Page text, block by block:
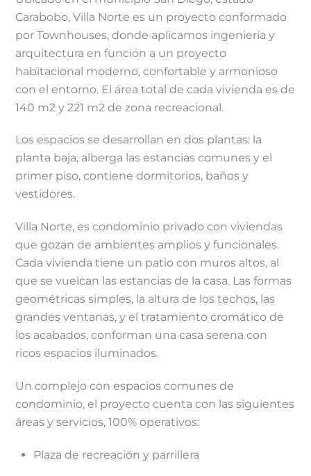
Carabobo, Villa Norte es un proyecto conformado
por Townhouses, donde aplicamos ingeniería y
arquitectura en función a un proyecto
habitacional moderno, confortable y armonioso
con el entorno. El área total de cada vivienda es de
140 m2 y 221 m2 de zona recreacional.
Los espacios se desarrollan en dos plantas: la
planta baja, alberga las estancias comunes y el
primer piso, contiene dormitorios, baños y
vestidores.
Villa Norte, es condominio privado con viviendas
que gozan de ambientes amplios y funcionales.
Cada vivienda tiene un patio con muros altos, al
que se vuelcan las estancias de la casa. Las formas
geométricas simples, la altura de los techos, las
grandes ventanas, y el tratamiento cromático de
los acabados, conforman una casa serena con
ricos espacios iluminados.
Un complejo con espacios comunes de
condominio, el proyecto cuenta con las siguientes
áreas y servicios, 100% operativos:
Plaza de recreación y parrillera